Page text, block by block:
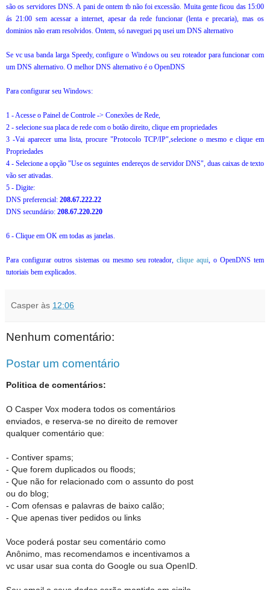
são os servidores DNS. A pani de ontem tb não foi excessão. Muita gente ficou das 15:00
ás 21:00 sem acessar a internet, apesar da rede funcionar (lenta e precaria), mas os
dominios não eram resolvidos. Ontem, só naveguei pq usei um DNS alternativo
Se vc usa banda larga Speedy, configure o Windows ou seu roteador para funcionar com
um DNS alternativo. O melhor DNS alternativo é o OpenDNS
Para configurar seu Windows:
1 - Acesse o Painel de Controle -> Conexões de Rede,
2 - selecione sua placa de rede com o botão direito, clique em propriedades
3 -Vai aparecer uma lista, procure "Protocolo TCP/IP",selecione o mesmo e clique em
Propriedades
4 - Selecione a opção "Use os seguintes endereços de servidor DNS", duas caixas de texto
vão ser ativadas.
5 - Digite:
DNS preferencial: 208.67.222.22
DNS secundário: 208.67.220.220
6 - Clique em OK em todas as janelas.
Para configurar outros sistemas ou mesmo seu roteador,clique aqui, o OpenDNS tem
tutoriais bem explicados.
Casper às 12:06
Nenhum comentário:
Postar um comentário
Politica de comentários:
O Casper Vox modera todos os comentários
enviados, e reserva-se no direito de remover
qualquer comentário que:
- Contiver spams;
- Que forem duplicados ou floods;
- Que não for relacionado com o assunto do post
ou do blog;
- Com ofensas e palavras de baixo calão;
- Que apenas tiver pedidos ou links
Voce poderá postar seu comentário como
Anônimo, mas recomendamos e incentivamos a
vc usar usar sua conta do Google ou sua OpenID.